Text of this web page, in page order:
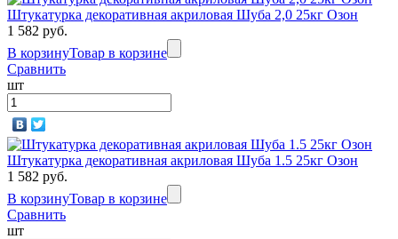
Штукатурка декоративная акриловая Шуба 2,0 25кг Озон
1 582 руб.
В корзинуТовар в корзине
Сравнить
шт
Штукатурка декоративная акриловая Шуба 1.5 25кг Озон
1 582 руб.
В корзинуТовар в корзине
Сравнить
шт